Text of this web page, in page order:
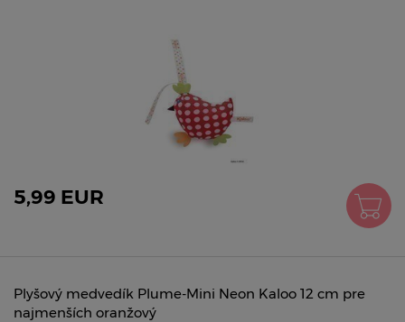
5,99 EUR
Plyšový medvedík Plume-Mini Neon Kaloo 12 cm pre
najmenších oranžový